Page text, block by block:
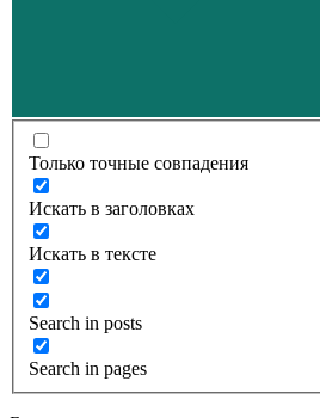
Только точные совпадения
Искать в заголовках
Искать в тексте
Search in posts
Search in pages